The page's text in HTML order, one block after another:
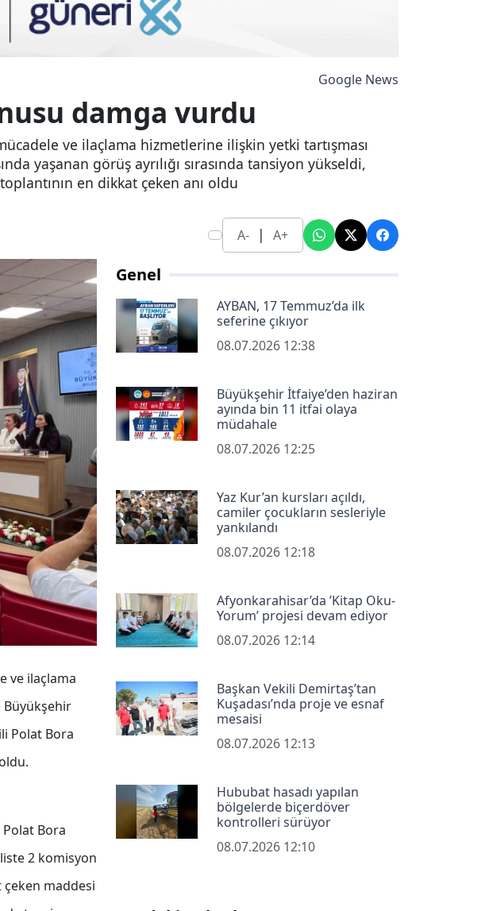
Google News
damga vurdu
ve ilaçlama hizmetlerine ilişkin yetki tartışması
yaşanan görüş ayrılığı sırasında tansiyon yükseldi,
en dikkat çeken anı oldu
A- | A+
ve ilaçlama
Büyükşehir
Polat Bora
Polat Bora
2 komisyon
maddesi
Genel
AYBAN, 17 Temmuz’da ilk
seferine çıkıyor
08.07.2026 12:38
Büyükşehir İtfaiye’den haziran
ayında bin 11 itfai olaya
müdahale
08.07.2026 12:25
Yaz Kur’an kursları açıldı,
camiler çocukların sesleriyle
yankılandı
08.07.2026 12:18
Afyonkarahisar’da ’Kitap Oku-
Yorum’ projesi devam ediyor
08.07.2026 12:14
Başkan Vekili Demirtaş’tan
Kuşadası’nda proje ve esnaf
mesaisi
08.07.2026 12:13
Hububat hasadı yapılan
bölgelerde biçerdöver
kontrolleri sürüyor
08.07.2026 12:10